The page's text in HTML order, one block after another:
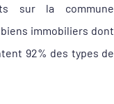
sur la commune
biens immobiliers dont
92% des types de